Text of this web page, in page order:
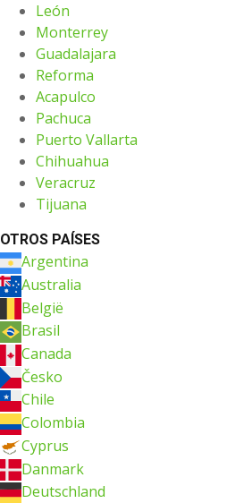
León
Monterrey
Guadalajara
Reforma
Acapulco
Pachuca
Puerto Vallarta
Chihuahua
Veracruz
Tijuana
OTROS PAÍSES
Argentina
Australia
België
Brasil
Canada
Česko
Chile
Colombia
Cyprus
Danmark
Deutschland